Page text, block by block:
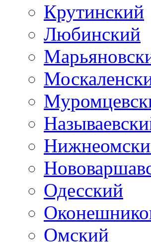
Крутинский
Любинский
Одесский
Омский